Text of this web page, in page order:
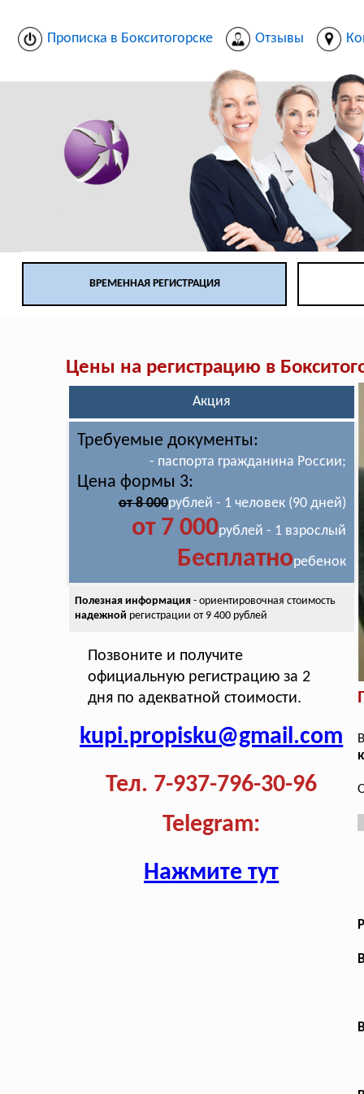
Прописка в Бокситогорске Отзывы
ВРЕМЕННАЯ РЕГИСТРАЦИЯ
Цены на регистрацию в
Акция
Требуемые документы:
- паспорта гражданина России;
Цена формы 3:
от 8 000рублей - 1 человек (90 дней)
от 7 000рублей - 1 взрослый
Бесплатноребенок
Полезная информация- ориентировочная стоимость
надежной регистрации от 9 400 рублей
Позвоните и получите
официальную регистрацию за 2
дня по адекватной стоимости.
kupi.propisku@gmail.com
Тел. 7-937-796-30-96
Telegram:
Нажмите тут